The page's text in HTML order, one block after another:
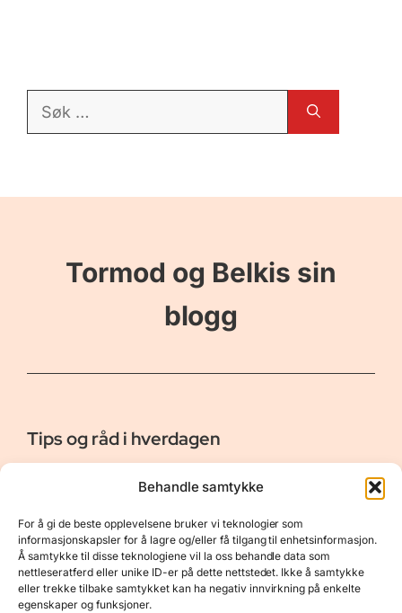
Behandle samtykke
For å gi de beste opplevelsene bruker vi teknologier som
informasjonskapsler for å lagre og/eller få tilgang til enhetsinformasjon.
Å samtykke til disse teknologiene vil la oss behandle data som
nettleseratferd eller unike ID-er på dette nettstedet. Ikke å samtykke
eller trekke tilbake samtykket kan ha negativ innvirkning på enkelte
egenskaper og funksjoner.
Søk
Tormod og Belkis sin
blogg
Tips og råd i hverdagen
Er vår bloggside hvor vi ønsker å dele våre opplevelser og
gi deg råd og tips innen reiser, hotell - og restauranter,
naturopplevelser, personlig pleie, data, film og bøker m.m.
Nyttige Linker
Om oss
Kontakt
Resurser
Personvernerklæring
Opphavsrett